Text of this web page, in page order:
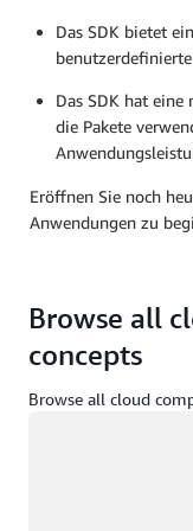
Das SDK bietet
Das SDK hat
die Pakete
Eröffnen Sie noch
Anwendungen zu
Browse all
concepts
Browse all cloud